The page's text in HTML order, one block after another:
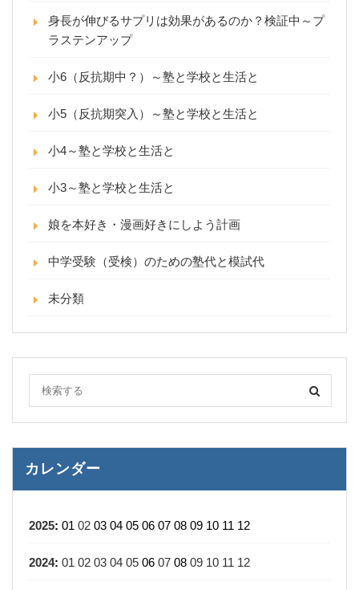
身長が伸びるサプリは効果があるのか？検証中～プ
ラステンアップ
小6（反抗期中？）～塾と学校と生活と
小5（反抗期突入）～塾と学校と生活と
小4～塾と学校と生活と
小3～塾と学校と生活と
娘を本好き・漫画好きにしよう計画
中学受験（受検）のための塾代と模試代
未分類
カレンダー
2025: 01 02 03 04 05 06 07 08 09 10 11 12
2024: 01 02 03 04 05 06 07 08 09 10 11 12